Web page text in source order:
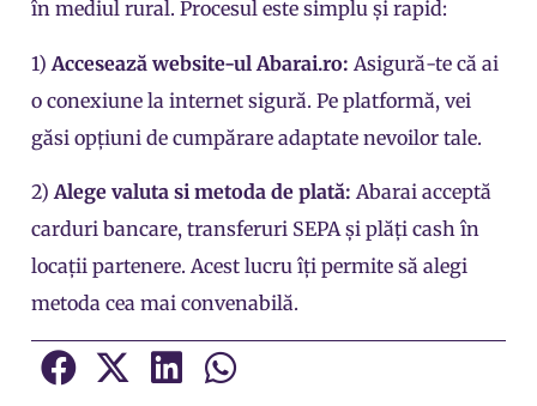
în mediul rural. Procesul este simplu și rapid:
1) Accesează website-ul Abarai.ro: Asigură-te că ai
o conexiune la internet sigură. Pe platformă, vei
găsi opțiuni de cumpărare adaptate nevoilor tale.
2)Alege valuta si metoda de plată: Abarai acceptă
carduri bancare, transferuri SEPA și plăți cash în
locații partenere. Acest lucru îți permite să alegi
metoda cea mai convenabilă.